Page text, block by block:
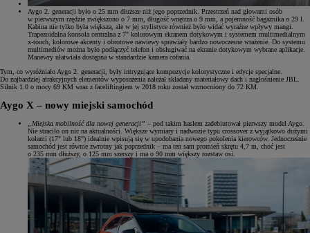
Aygo 2. generacji było o 25 mm dłuższe niż jego poprzednik. Przestrzeń nad głowami osób
w pierwszym rzędzie zwiększono o 7 mm, długość wnętrza o 9 mm, a pojemność bagażnika o 29 l.
Kabina nie tylko była większa, ale w jej stylistyce również było widać wyraźne wpływy mangi.
Trapezoidalna konsola centralna z 7" kolorowym ekranem dotykowym i systemem multimedialnym
x-touch, kolorowe akcenty i obrotowe nawiewy sprawiały bardzo nowoczesne wrażenie. Do systemu
multimediów można było podłączyć telefon i obsługiwać na ekranie dotykowym wybrane aplikacje.
Manewry ułatwiała dostępna w standardzie kamera cofania.
Tym, co wyróżniało Aygo 2. generacji, były intrygujące kompozycje kolorystyczne i edycje specjalne.
Do najbardziej atrakcyjnych elementów wyposażenia należał składany materiałowy dach i nagłośnienie JBL.
Silnik 1.0 o mocy 69 KM wraz z faceliftingiem w 2018 roku został wzmocniony do 72 KM.
Aygo X – nowy miejski samochód
„Miejska mobilność dla nowej generacji” – pod takim hasłem zadebiutował pierwszy model Aygo.
Nie straciło on nic na aktualności. Większe wymiary i nadwozie typu crossover z wyjątkowo dużymi
kołami (17" lub 18") idealnie wpisują się w upodobania nowego pokolenia kierowców. Jednocześnie
samochód jest równie zwrotny jak poprzednik – ma ten sam promień skrętu 4,7 m, choć jest
o 235 mm dłuższy, o 125 mm szerszy i ma o 90 mm większy rozstaw osi.